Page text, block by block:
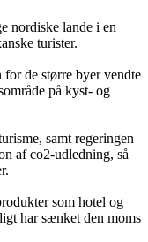
nordiske lande i en
turister.
for de større byer vendte
på kyst- og
samt regeringen
af co2-udledning, så
som hotel og
har sænket den moms